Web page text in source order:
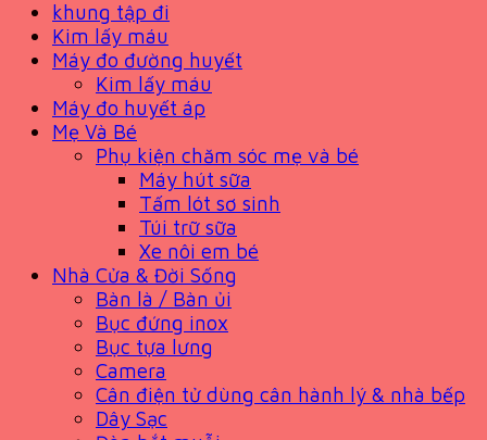
khung tập đi
Kim lấy máu
Máy đo đường huyết
Kim lấy máu
Máy đo huyết áp
Mẹ Và Bé
Phụ kiện chăm sóc mẹ và bé
Máy hút sữa
Tấm lót sơ sinh
Túi trữ sữa
Xe nôi em bé
Nhà Cửa & Đời Sống
Bàn là / Bàn ủi
Bục đứng inox
Bục tựa lưng
Camera
Cân điện tử dùng cân hành lý & nhà bếp
Dây Sạc